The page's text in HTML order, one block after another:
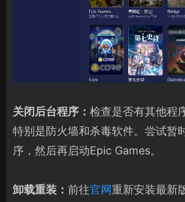
关闭后台程序： 检查是否有其他程
特别是防火墙和杀毒软件。尝试暂
序，然后再启动Epic Games。
卸载重装： 前往官网重新安装最新